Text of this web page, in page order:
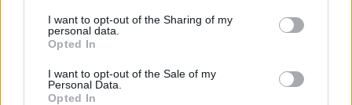
not limited to your visit or usage behaviour. You may click to
grant or deny consent to Google and its third-party tags to
use your data for below specified purposes in below Google
consent section.
I want to opt-out of the Sharing of my
personal data.
Opted In
I want to opt-out of the Sale of my
Personal Data.
Opted In